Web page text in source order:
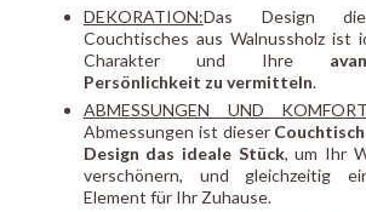
DEKORATION:Das Design
Couchtisches aus Walnussholz ist
Charakter und Ihre
Persönlichkeit zu vermitteln.
ABMESSUNGEN UND
Abmessungen ist dieser
Design das ideale Stück, um Ihr
verschönern, und gleichzeitig
Element für Ihr Zuhause.